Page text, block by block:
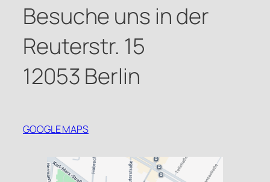
Besuche uns in der
Reuterstr. 15
12053 Berlin
GOOGLE MAPS